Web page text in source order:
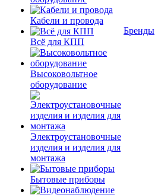
Кабели и провода
Всё для КПП
Высоковольтное
оборудование
Электроустановочные
изделия и изделия для
монтажа
Бытовые приборы
Бренды